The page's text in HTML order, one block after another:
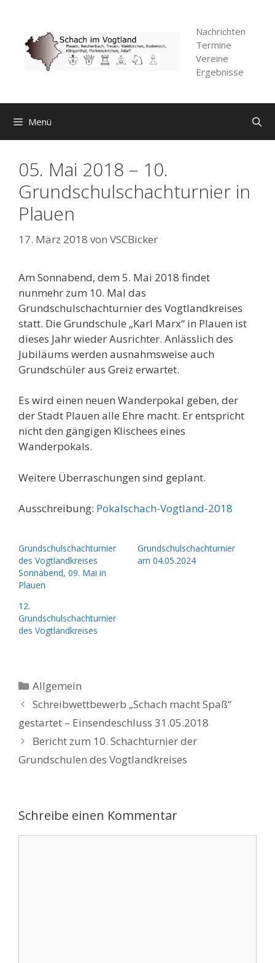
springen
Nachrichten
Termine
Vereine
Ergebnisse
Menü
05. Mai 2018 – 10.
Grundschulschachturnier in
Plauen
17. März 2018 von VSCBicker
Am Sonnabend, dem 5. Mai 2018 findet
nunmehr zum 10. Mal das
Grundschulschachturnier des Vogtlandkreises
statt. Die Grundschule „Karl Marx“ in Plauen ist
dieses Jahr wieder Ausrichter. Anlässlich des
Jubiläums werden ausnahmsweise auch
Grundschüler aus Greiz erwartet.
Es wird einen neuen Wanderpokal geben, der
der Stadt Plauen alle Ehre macht. Er entspricht
nicht den gängigen Klischees eines
Wanderpokals.
Weitere Überraschungen sind geplant.
Ausschreibung: Pokalschach-Vogtland-2018
Grundschulschachturnier
des Vogtlandkreises
Sonnabend, 09. Mai in
Plauen
Grundschulschachturnier
am 04.05.2024
12.
Grundschulschachturnier
des Vogtlandkreises
Kategorien
Allgemein
Schreibwettbewerb „Schach macht Spaß“
gestartet – Einsendeschluss 31.05.2018
Bericht zum 10. Schachturnier der
Grundschulen des Vogtlandkreises
Schreibe einen Kommentar